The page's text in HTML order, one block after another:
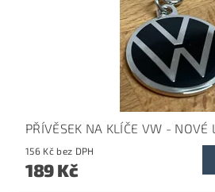
PŘÍVĚSEK NA KLÍČE VW - NOVÉ
156 Kč bez DPH
189 Kč